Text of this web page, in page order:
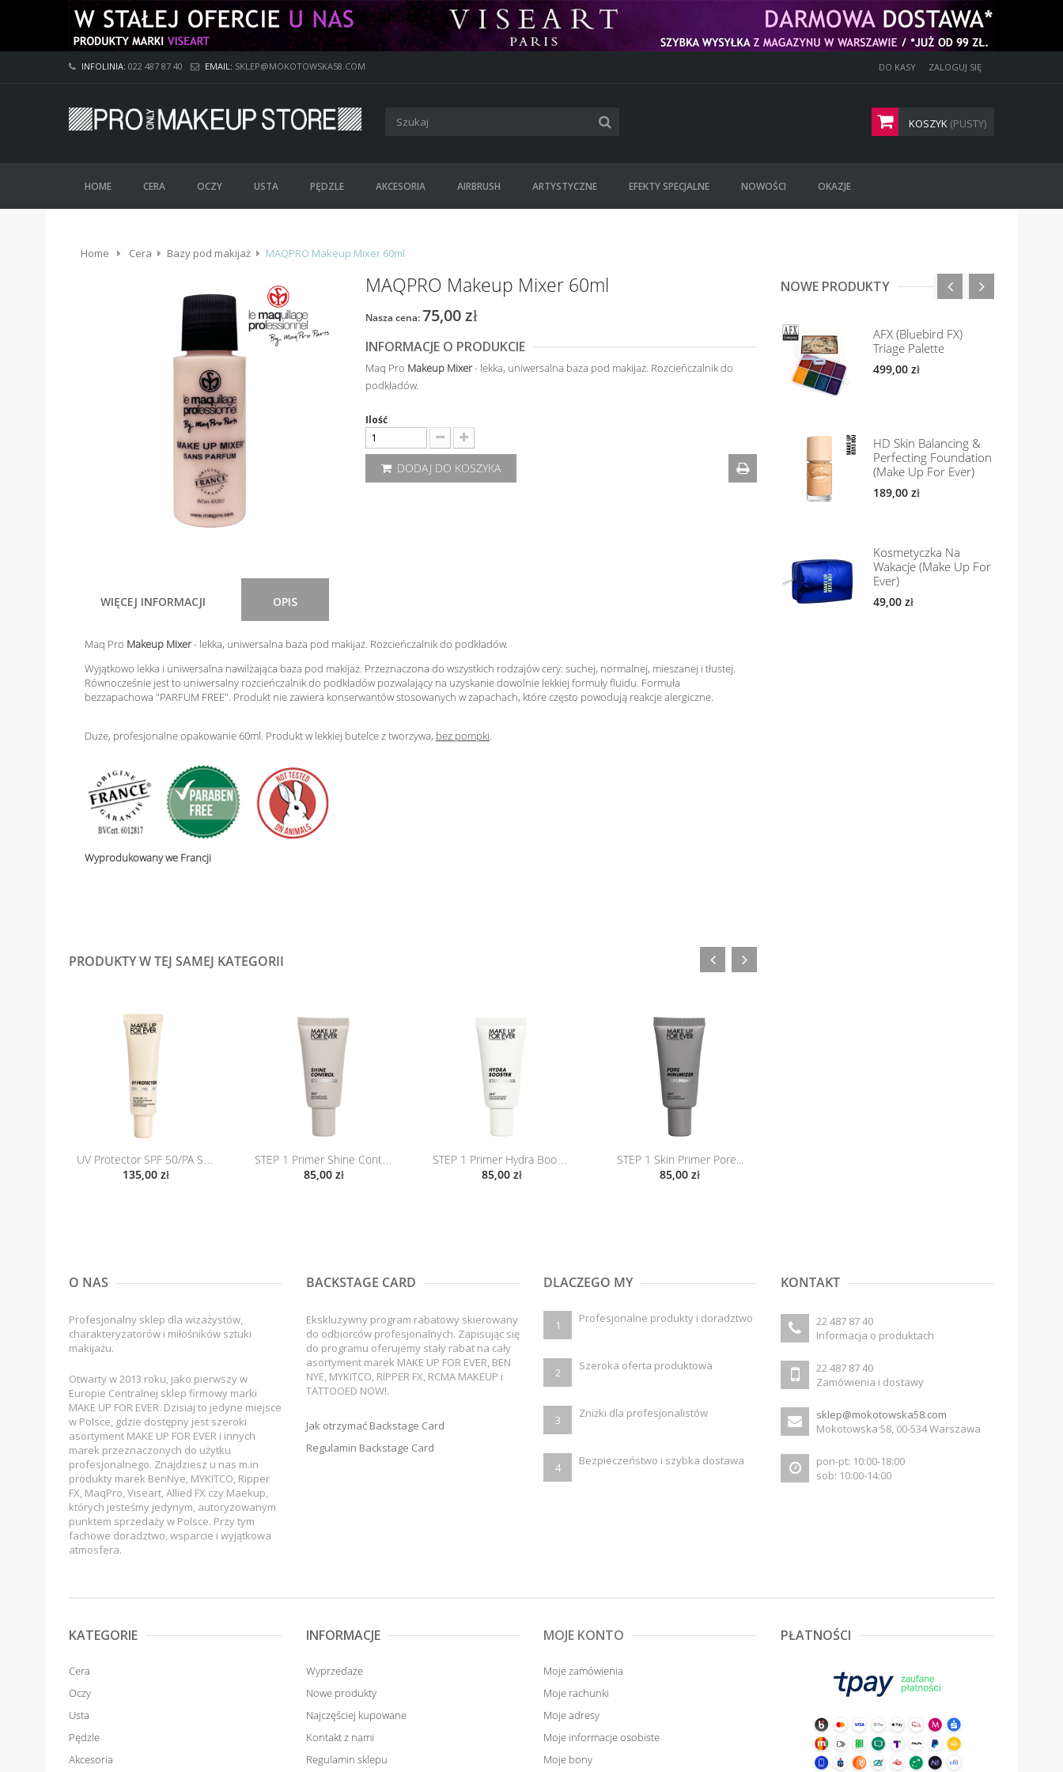
DO KASY ZALOGUJ SIĘ
INFOLINIA: 022 487 87 40 EMAIL: SKLEP@MOKOTOWSKA58.COM
KOSZYK (PUSTY)
HOME CERA OCZY USTA PĘDZLE AKCESORIA AIRBRUSH ARTYSTYCZNE EFEKTY SPECJALNE NOWOŚCI OKAZJE
Home Cera Bazy pod makijaż MAQPRO Makeup Mixer 60ml
MAQPRO Makeup Mixer 60ml
Nasza cena: 75,00 zł
INFORMACJE O PRODUKCIE
Maq Pro Makeup Mixer- lekka, uniwersalna baza pod makijaż. Rozcieńczalnik do
podkładów.
Ilość
DODAJ DO KOSZYKA
WIĘCEJ INFORMACJI OPIS
Maq Pro Makeup Mixer- lekka, uniwersalna baza pod makijaż. Rozcieńczalnik do podkładów.
Wyjątkowo lekka i uniwersalna nawilżająca baza pod makijaż. Przeznaczona do wszystkich rodzajów cery: suchej, normalnej, mieszanej i tłustej.
Równocześnie jest to uniwersalny rozcieńczalnik do podkładów pozwalający na uzyskanie dowolnie lekkiej formuły fluidu. Formuła
bezzapachowa "PARFUM FREE". Produkt nie zawiera konserwantów stosowanych w zapachach, które często powodują reakcje alergiczne.
Duże, profesjonalne opakowanie 60ml. Produkt w lekkiej butelce z tworzywa, bez pompki.
Wyprodukowany we Francji
PRODUKTY W TEJ SAMEJ KATEGORII
UV Protector SPF 50/PA Step 1...
135,00 zł
STEP 1 Primer Shine Control 15ml...
85,00 zł
STEP 1 Primer Hydra Booster 15ml...
85,00 zł
STEP 1 Skin Primer Pore...
85,00 zł
NOWE PRODUKTY
AFX (Bluebird FX)
Triage Palette
499,00 zł
HD Skin Balancing &
Perfecting Foundation
(Make Up For Ever)
189,00 zł
Kosmetyczka Na
Wakacje (Make Up For
Ever)
49,00 zł
O NAS
Profesjonalny sklep dla wizażystów,
charakteryzatorów i miłośników sztuki
makijażu.
Otwarty w 2013 roku, jako pierwszy w
Europie Centralnej sklep firmowy marki
MAKE UP FOR EVER. Dzisiaj to jedyne miejsce
w Polsce, gdzie dostępny jest szeroki
asortyment MAKE UP FOR EVER i innych
marek przeznaczonych do użytku
profesjonalnego. Znajdziesz u nas m.in
produkty marek BenNye, MYKITCO, Ripper
FX, MaqPro, Viseart, Allied FX czy Maekup,
których jesteśmy jedynym, autoryzowanym
punktem sprzedaży w Polsce. Przy tym
fachowe doradztwo, wsparcie i wyjątkowa
atmosfera.
BACKSTAGE CARD
Ekskluzywny program rabatowy skierowany
do odbiorców profesjonalnych. Zapisując się
do programu oferujemy stały rabat na cały
asortyment marek MAKE UP FOR EVER, BEN
NYE, MYKITCO, RIPPER FX, RCMA MAKEUP i
TATTOOED NOW!.
Jak otrzymać Backstage Card
Regulamin Backstage Card
DLACZEGO MY
1 Profesjonalne produkty i doradztwo
2 Szeroka oferta produktowa
3 Zniżki dla profesjonalistów
4 Bezpieczeństwo i szybka dostawa
KONTAKT
22 487 87 40
Informacja o produktach
22 487 87 40
Zamówienia i dostawy
sklep@mokotowska58.com
Mokotowska 58, 00-534 Warszawa
pon-pt: 10:00-18:00
sob: 10:00-14:00
KATEGORIE
Cera
Oczy
Usta
Pędzle
Akcesoria
INFORMACJE
Wyprzedaże
Nowe produkty
Najczęściej kupowane
Kontakt z nami
Regulamin sklepu
MOJE KONTO
Moje zamówienia
Moje rachunki
Moje adresy
Moje informacje osobiste
Moje bony
PŁATNOŚCI